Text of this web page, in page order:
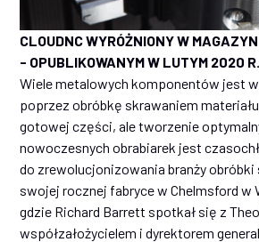
CLOUDNC WYRÓŻNIONY W
- OPUBLIKOWANYM W LUTYM 2020 R.
Wiele metalowych komponentów jest
poprzez obróbkę skrawaniem
gotowej części, ale tworzenie
nowoczesnych obrabiarek jest
do zrewolucjonizowania branży obróbki
swojej rocznej fabryce w Chelmsford w
gdzie Richard Barrett spotkał się z
współzałożycielem i dyrektorem